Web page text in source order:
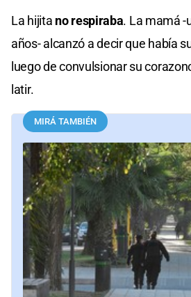
La hijita no respiraba. La mamá -
años- alcanzó a decir que había
luego de convulsionar su
latir.
MIRÁ TAMBIÉN